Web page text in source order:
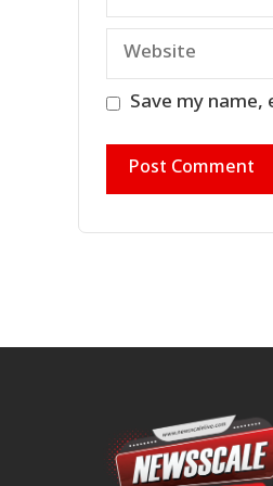
Website
Save my